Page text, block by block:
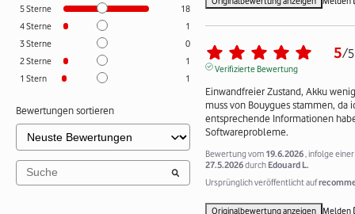
5Sterne
18
4Sterne
1
3Sterne
0
2Sterne
1
1 Stern 1
Bewertungen sortieren
5/5
Verifizierte Bewertung
Einwandfreier Zustand, Akku
muss von Bouygues stammen, da
entsprechende Informationen
Softwareprobleme.
Bewertung vom 19.6.2026 , infolge
27.5.2026durch Edouard L.
Ursprünglich veröffentlicht auf
Originalbewertung anzeigen Melden